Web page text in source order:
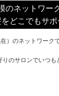
のネットワー
どこでもサポ
）のネットワーク
のサロンでいつも